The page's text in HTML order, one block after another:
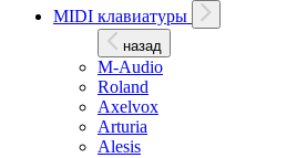
MIDI клавиатуры
назад
M-Audio
Roland
Axelvox
Arturia
Alesis